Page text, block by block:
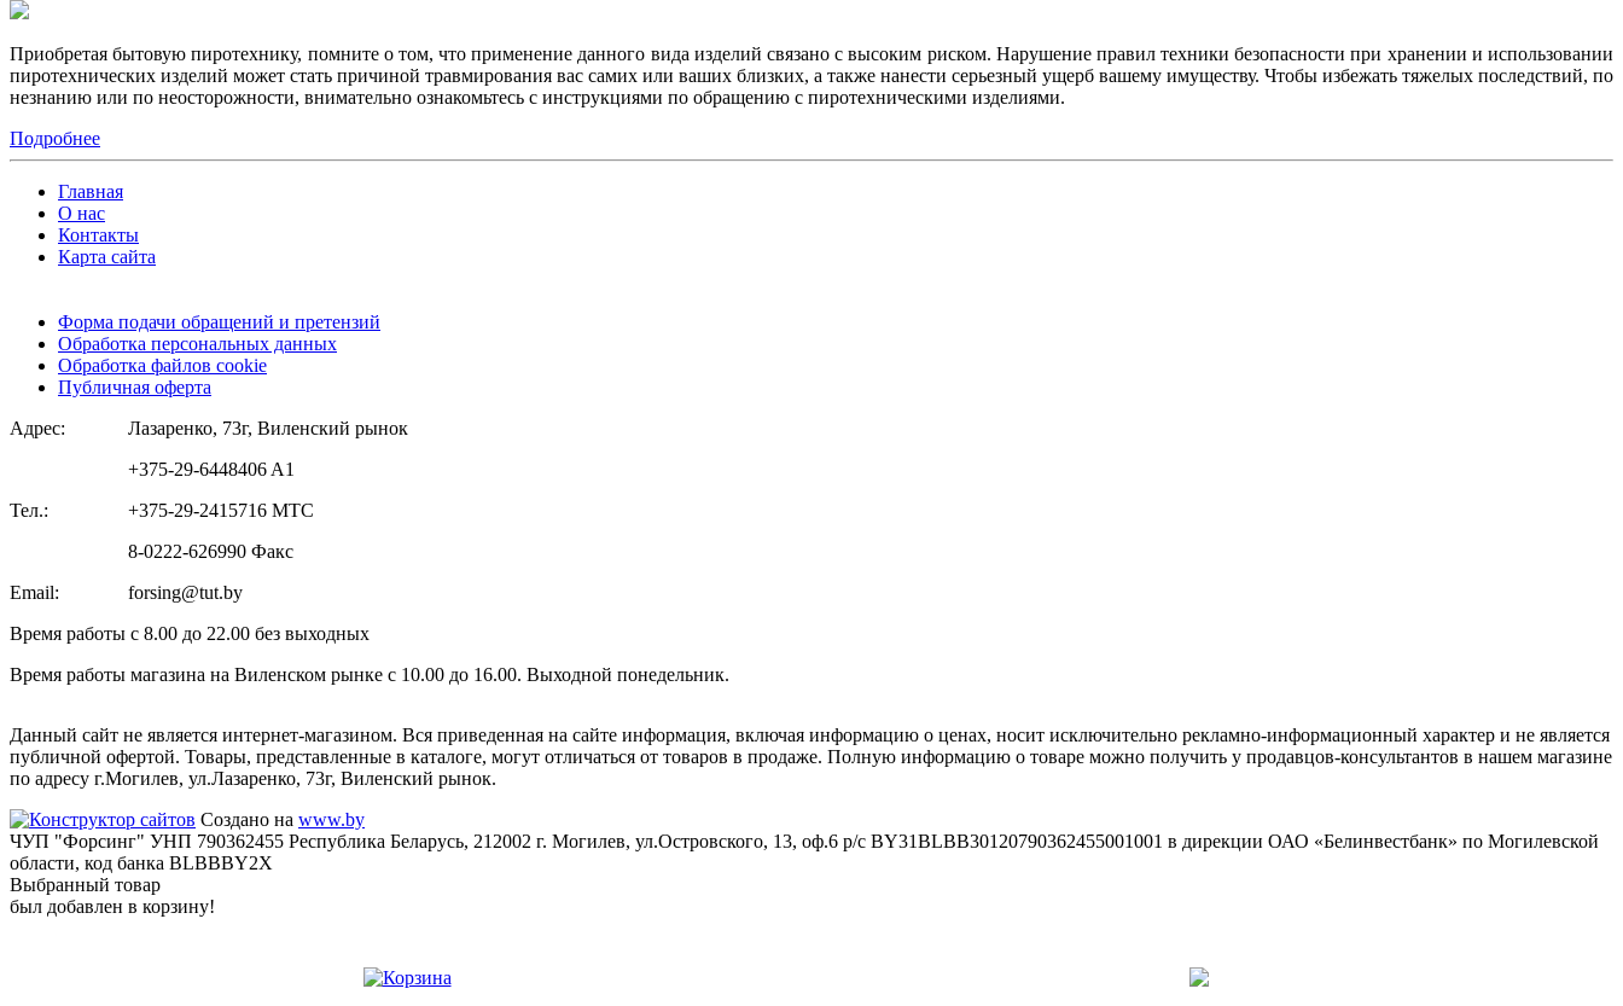
Приобретая бытовую пиротехнику, помните о том, что применение данного вида изделий связано с высоким риском. Нарушение правил техники безопасности при хранении и использовании
пиротехнических изделий может стать причиной травмирования вас самих или ваших близких, а также нанести серьезный ущерб вашему имуществу. Чтобы избежать тяжелых последствий, по
незнанию или по неосторожности, внимательно ознакомьтесь с инструкциями по обращению с пиротехническими изделиями.
Подробнее
Главная
О нас
Контакты
Карта сайта
Форма подачи обращений и претензий
Обработка персональных данных
Обработка файлов cookie
Публичная оферта
Адрес:
Лазаренко, 73г, Виленский рынок
Тел.:
+375-29-6448406 A1
+375-29-2415716 МТС
8-0222-626990 Факс
Email:
forsing@tut.by
Время работы с 8.00 до 22.00 без выходных
Время работы магазина на Виленском рынке с 10.00 до 16.00. Выходной понедельник.
Данный сайт не является интернет-магазином. Вся приведенная на сайте информация, включая информацию о ценах, носит исключительно рекламно-информационный характер и не является
публичной офертой. Товары, представленные в каталоге, могут отличаться от товаров в продаже. Полную информацию о товаре можно получить у продавцов-консультантов в нашем магазине
по адресу г.Могилев, ул.Лазаренко, 73г, Виленский рынок.
Создано на www.by
ЧУП "Форсинг" УНП 790362455 Республика Беларусь, 212002 г. Могилев, ул.Островского, 13, оф.6 р/с BY31BLBB30120790362455001001 в дирекции ОАО «Белинвестбанк» по Могилевской
области, код банка BLBBBY2X
Выбранный товар
был добавлен в корзину!